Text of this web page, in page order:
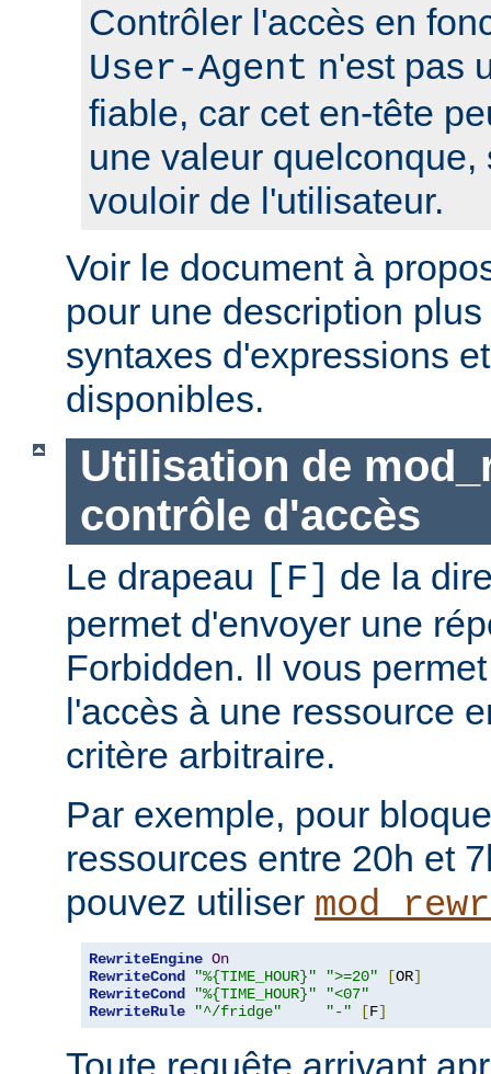
Contrôler l'accès en
User-Agent n'est pas
fiable, car cet en-tête
une valeur quelconque,
vouloir de l'utilisateur.
Voir le document à
pour une description
syntaxes d'expressions
disponibles.
Utilisation de
contrôle d'accès
Le drapeau [F] de la
permet d'envoyer une
Forbidden. Il vous
l'accès à une ressource
critère arbitraire.
Par exemple, pour
ressources entre 20h et
pouvez utiliser
RewriteEngine On
RewriteCond
"%{TIME_HOUR}" ">=20" [OR]
RewriteCond
"%{TIME_HOUR}"
"<07"
RewriteRule
"^/fridge" "-" [F]
Toute requête arrivant